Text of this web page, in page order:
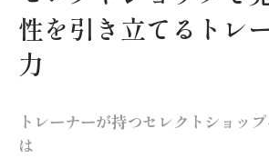
トレーナー選びで見つける
力
他にはないセレクトショッ
性を引き立てるトレ
力
トレーナーが持つセレクトショッ
は